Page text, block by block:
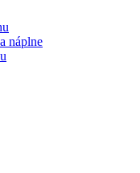
náplne